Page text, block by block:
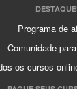
Programa de
Comunidade
os cursos